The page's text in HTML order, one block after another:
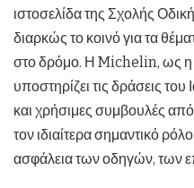
ιστοσελίδα της Σχολής
διαρκώς το κοινό για τα
στο δρόμο. Η Michelin, ως η
υποστηρίζει τις δράσεις
και χρήσιμες συμβουλές
τον ιδιαίτερα σημαντικό
ασφάλεια των οδηγών, των